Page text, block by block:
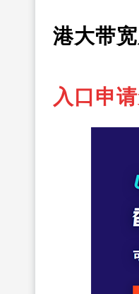
港大带
入口申